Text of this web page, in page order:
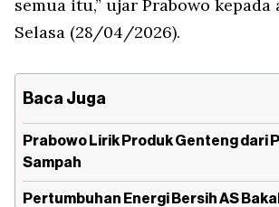
semua itu,” ujar Prabowo kepada
Selasa (28/04/2026).
Baca Juga
Prabowo Lirik Produk Genteng dari
Sampah
Pertumbuhan Energi Bersih AS